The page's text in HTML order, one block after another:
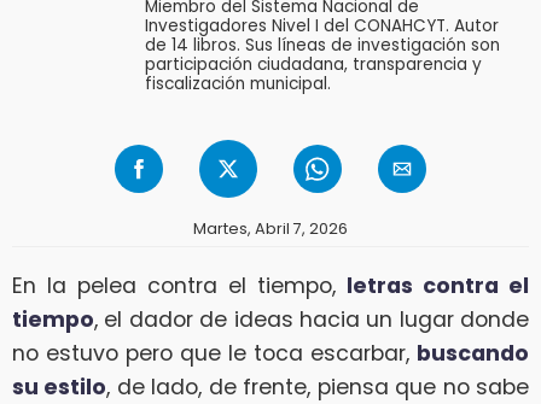
Miembro del Sistema Nacional de
Investigadores Nivel I del CONAHCYT. Autor
de 14 libros. Sus líneas de investigación son
participación ciudadana, transparencia y
fiscalización municipal.
Martes, Abril 7, 2026
En la pelea contra el tiempo, letras contra el
tiempo, el dador de ideas hacia un lugar donde
no estuvo pero que le toca escarbar, buscando
su estilo, de lado, de frente, piensa que no sabe